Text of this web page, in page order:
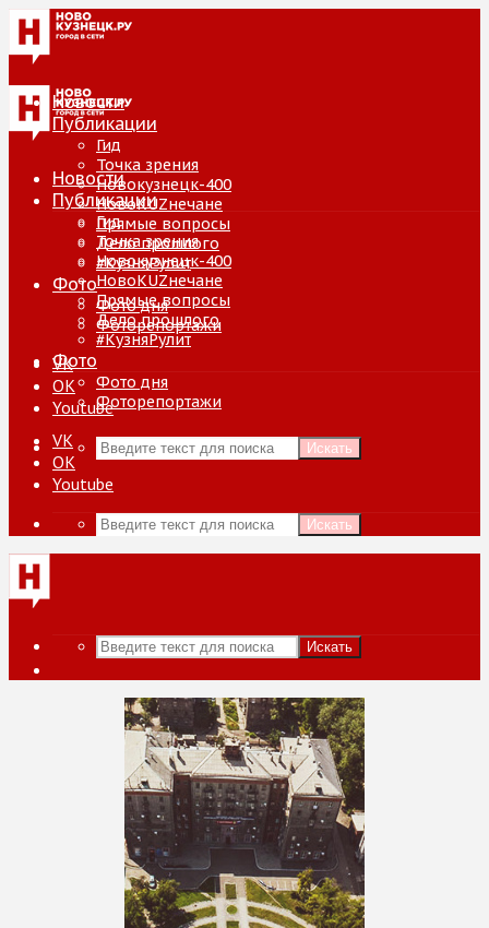
Новости
Публикации
Гид
Точка зрения
Новокузнецк-400
НовоKUZнечане
Прямые вопросы
Дело прошлого
#КузняРулит
Фото
Фото дня
Фоторепортажи
VK
ОК
Youtube
Искать
Новости
Публикации
Гид
Точка зрения
Новокузнецк-400
НовоKUZнечане
Прямые вопросы
Дело прошлого
#КузняРулит
Фото
Фото дня
Фоторепортажи
VK
ОК
Youtube
Искать
Искать